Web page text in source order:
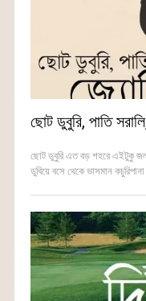
ছোট ডুবুরি, পাতি
ছোট ডুবুরি এত বড় শহরে এইটুকু
ডুবিয়ে বসে থেকে ভাসমান